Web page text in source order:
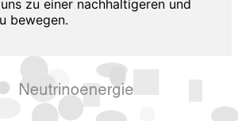
zu einer nachhaltigeren und
bewegen.